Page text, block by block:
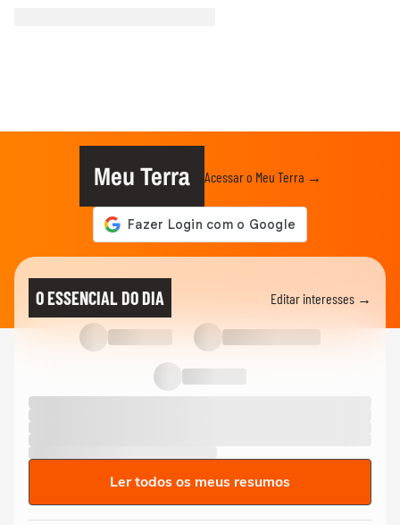
Meu Terra Acessar o Meu Terra →
O ESSENCIAL DO DIA Editar interesses →
Ler todos os meus resumos